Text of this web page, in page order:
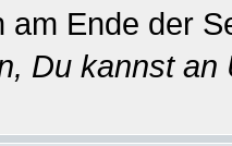
am Ende der
Du kannst